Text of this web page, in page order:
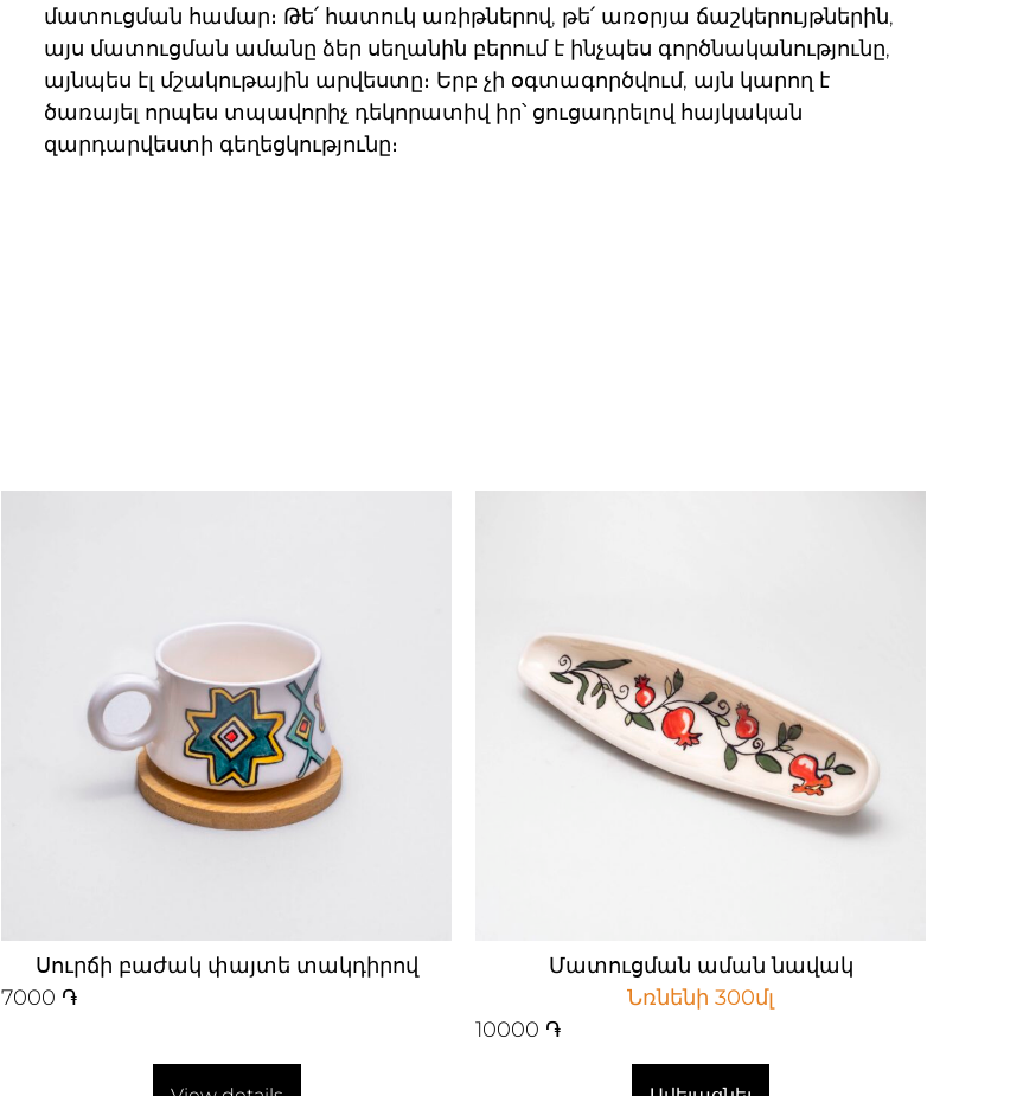
մատուցման համար։ Թե՛ հատուկ առիթներով, թե՛ առօրյա ճաշկերույթներին,
այս մատուցման ամանը ձեր սեղանին բերում է ինչպես գործնականությունը,
այնպես էլ մշակութային արվեստը։ Երբ չի օգտագործվում, այն կարող է
ծառայել որպես տպավորիչ դեկորատիվ իր՝ ցուցադրելով հայկական
զարդարվեստի գեղեցկությունը։
Սուրճի բաժակ փայտե տակդիրով
7000 ֏
Մատուցման աման նավակ
Նռնենի 300մլ
10000 ֏